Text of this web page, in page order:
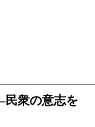
衆の意志を